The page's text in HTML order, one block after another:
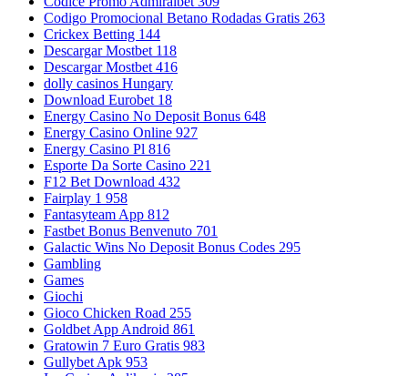
Codigo Promocional Betano Rodadas Gratis 263
Crickex Betting 144
Descargar Mostbet 118
Descargar Mostbet 416
dolly casinos Hungary
Download Eurobet 18
Energy Casino No Deposit Bonus 648
Energy Casino Online 927
Energy Casino Pl 816
Esporte Da Sorte Casino 221
F12 Bet Download 432
Fairplay 1 958
Fantasyteam App 812
Fastbet Bonus Benvenuto 701
Galactic Wins No Deposit Bonus Codes 295
Gambling
Games
Giochi
Gioco Chicken Road 255
Goldbet App Android 861
Gratowin 7 Euro Gratis 983
Gullybet Apk 953